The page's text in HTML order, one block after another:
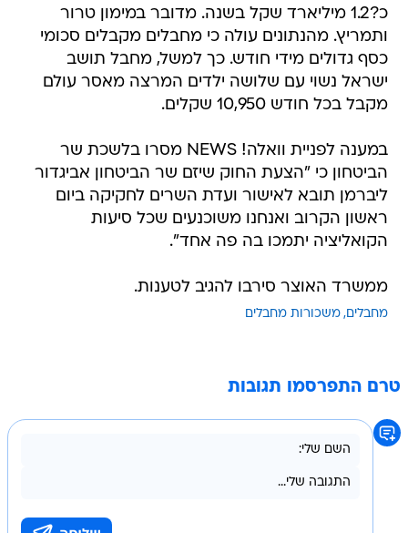
כ?1.2 מיליארד שקל בשנה. מדובר במימון טרור
ותמריץ. מהנתונים עולה כי מחבלים מקבלים סכומי
כסף גדולים מידי חודש. כך למשל, מחבל תושב
ישראל נשוי עם שלושה ילדים המרצה מאסר עולם
מקבל בכל חודש 10,950 שקלים.
במענה לפניית וואלה! NEWS מסרו בלשכת שר
הביטחון כי "הצעת החוק שיזם שר הביטחון אביגדור
ליברמן תובא לאישור ועדת השרים לחקיקה ביום
ראשון הקרוב ואנחנו משוכנעים שכל סיעות
הקואליציה יתמכו בה פה אחד".
ממשרד האוצר סירבו להגיב לטענות.
מחבלים משכורות מחבלים
טרם התפרסמו תגובות